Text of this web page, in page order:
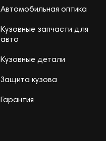
Автомобильная оптика
Кузовные запчасти для
авто
Кузовные детали
Защита кузова
Гарантия